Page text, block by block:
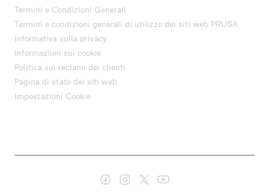
Termini e Condizioni Generali
Termini e condizioni generali di utilizzo dei siti web PRUSA
Informativa sulla privacy
Informazioni sui cookie
Politica sui reclami dei clienti
Pagina di stato dei siti web
Impostazioni Cookie